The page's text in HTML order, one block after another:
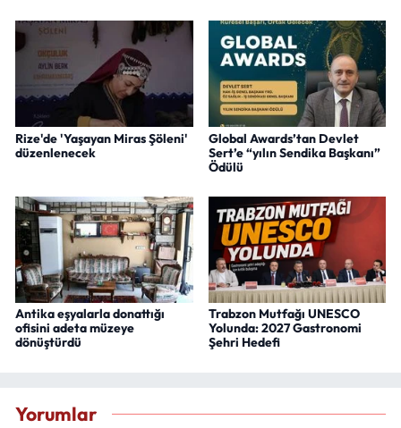
Rize'de 'Yaşayan Miras Şöleni'
düzenlenecek
Global Awards’tan Devlet
Sert’e “yılın Sendika Başkanı”
Ödülü
Antika eşyalarla donattığı
ofisini adeta müzeye
dönüştürdü
Trabzon Mutfağı UNESCO
Yolunda: 2027 Gastronomi
Şehri Hedefi
Yorumlar